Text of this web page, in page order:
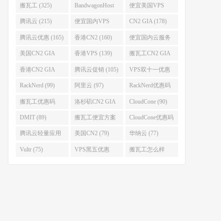
搬瓦工 (325) BandwagonHost
(223)
便宜美国VPS
(222)
腾讯云 (215) 便宜国内VPS
(184)
CN2 GIA (178)
腾讯云优惠 (165) 香港CN2 (160) 便宜国内云服务
器 (152)
美国CN2 GIA
(141)
香港VPS (139) 搬瓦工CN2 GIA
(118)
香港CN2 GIA
(111)
腾讯云促销 (105) VPS双十一优惠
(102)
RackNerd (99) 阿里云 (97) RackNerd优惠码
(93)
搬瓦工优惠码
(92)
洛杉矶CN2 GIA
(92)
CloudCone (90)
DMIT (89) 搬瓦工便宜方案
(86)
CloudCone优惠码
(82)
腾讯云轻量应用
服务器 (82)
美国CN2 (79) 华纳云 (77)
Vultr (75) VPS黑五优惠 搬瓦工怎么样